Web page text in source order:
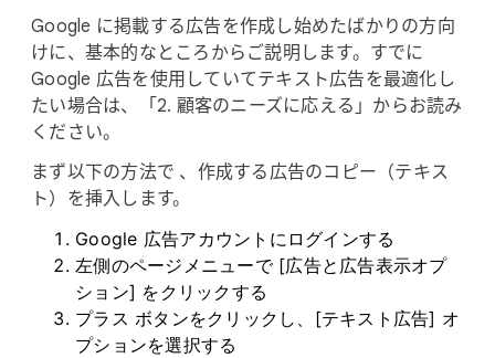
Google に​掲載する​広告を​作成し始めたばかりの​方​向
けに、​基本的な​ところから​ご説明します。​すでに
Google 広告を​使用していて​テキスト​広告を​最適化し
たい​場合は、​「2. 顧客の​ニーズに​応える」から​お読み
ください。
まず以下の​方法で 、​作成する​広告の​コピー​（テキス
ト）を​挿入します。
Google 広告アカウントに​ログインする
左側の​ページメニューで [​広告と​広告表示オプ
ション] を​クリックする
プラス ボタンを​クリックし、​[テキスト​広告] オ
プションを​選択する